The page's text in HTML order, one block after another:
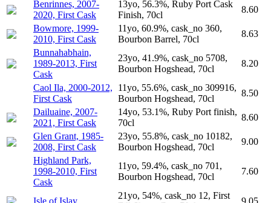
Benrinnes, 2007-
2020, First Cask
13yo, 56.3%, Ruby Port Cask
Finish, 70cl
8.60
Bowmore, 1999-
2010, First Cask
11yo, 60.9%, cask_no 360,
Bourbon Barrel, 70cl
8.63
Bunnahabhain,
1989-2013, First
Cask
23yo, 41.9%, cask_no 5708,
Bourbon Hogshead, 70cl
8.20
Caol Ila, 2000-2012,
First Cask
11yo, 55.6%, cask_no 309916,
Bourbon Hogshead, 70cl
8.50
Dailuaine, 2007-
2021, First Cask
14yo, 53.1%, Ruby Port finish,
70cl
8.60
Glen Grant, 1985-
2008, First Cask
23yo, 55.8%, cask_no 10182,
Bourbon Hogshead, 70cl
9.00
Highland Park,
1998-2010, First
Cask
11yo, 59.4%, cask_no 701,
Bourbon Hogshead, 70cl
7.60
21yo, 54%, cask_no 12, First